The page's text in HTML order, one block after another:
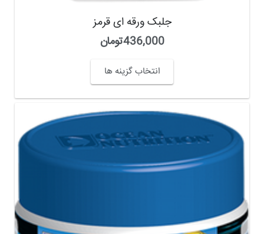
جلبک ورقه ای قرمز
436,000تومان
انتخاب گزینه ها